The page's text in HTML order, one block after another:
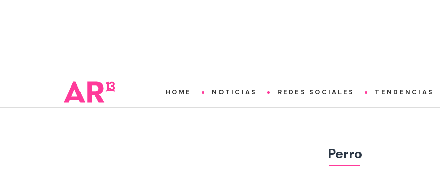
HOME NOTICIAS REDES SOCIALES TENDENCIAS
Perro